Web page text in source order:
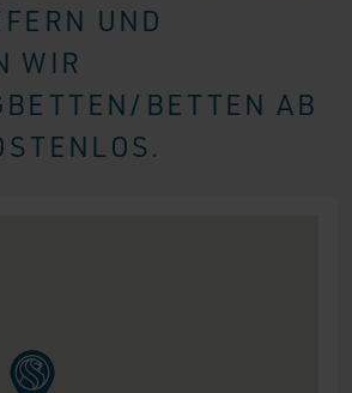
UND
WIR
BETTEN AB